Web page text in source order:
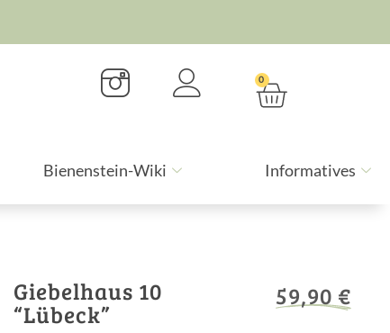
0
Bienenstein-Wiki Informatives
Giebelhaus 10
“Lübeck”
59,90 €